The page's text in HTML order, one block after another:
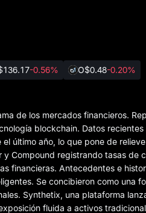
-0.56% O$0.48-0.20%
de los mercados financieros.
blockchain. Datos recientes
último año, lo que pone de
y Compound registrando tasas de
financieras. Antecedentes e
Se concibieron como una
Synthetix, una plataforma
fluida a activos